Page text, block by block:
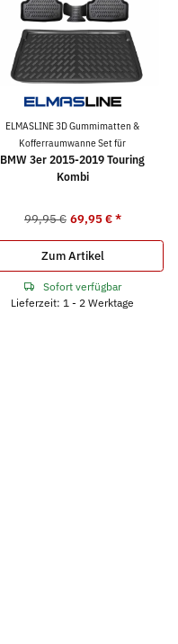
ELMASLINE 3D Gummimatten &
Kofferraumwanne Set für
BMW 3er 2015-2019 Touring
Kombi
99,95 € 69,95 €*
Zum Artikel
Sofort verfügbar
Lieferzeit: 1 - 2 Werktage